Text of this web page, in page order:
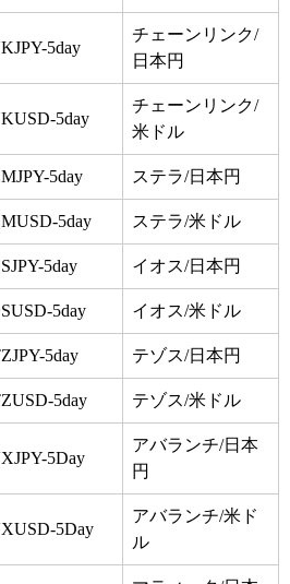
5day
チェーンリンク/
日本円
5day
チェーンリンク/
米ドル
5day ステラ/日本円
5day ステラ/米ドル
5day イオス/日本円
5day イオス/米ドル
5day テゾス/日本円
5day テゾス/米ドル
5Day
アバランチ/日本
円
5Day
アバランチ/米ド
ル